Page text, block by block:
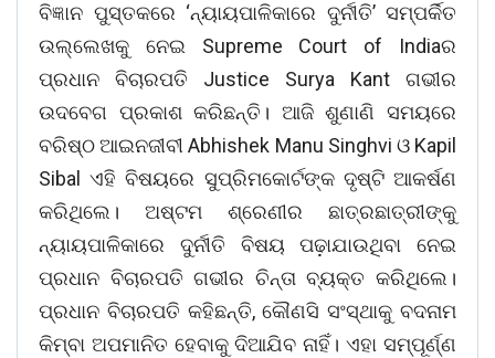
ବିଜ୍ଞାନ ପୁସ୍ତକରେ ‘ନ୍ୟାୟପାଳିକାରେ ଦୁର୍ନୀତି’ ସମ୍ପର୍କିତ
ଉଲ୍ଲେଖକୁ ନେଇ Supreme Court of Indiaର
ପ୍ରଧାନ ବିଚାରପତି Justice Surya Kant ଗଭୀର
ଉଦବେଗ ପ୍ରକାଶ କରିଛନ୍ତି। ଆଜି ଶୁଣାଣି ସମୟରେ
ବରିଷ୍ଠ ଆଇନଜୀବୀ Abhishek Manu Singhvi ଓ Kapil
Sibal ଏହି ବିଷୟରେ ସୁପ୍ରିମକୋର୍ଟଙ୍କ ଦୃଷ୍ଟି ଆକର୍ଷଣ
କରିଥିଲେ। ଅଷ୍ଟମ ଶ୍ରେଣୀର ଛାତ୍ରଛାତ୍ରୀଙ୍କୁ
ନ୍ୟାୟପାଳିକାରେ ଦୁର୍ନୀତି ବିଷୟ ପଢ଼ାଯାଉଥିବା ନେଇ
ପ୍ରଧାନ ବିଚାରପତି ଗଭୀର ଚିନ୍ତା ବ୍ୟକ୍ତ କରିଥିଲେ।
ପ୍ରଧାନ ବିଚାରପତି କହିଛନ୍ତି, କୌଣସି ସଂସ୍ଥାକୁ ବଦନାମ
କିମ୍ବା ଅପମାନିତ ହେବାକୁ ଦିଆଯିବ ନାହିଁ। ଏହା ସମ୍ପୂର୍ଣ୍ଣ